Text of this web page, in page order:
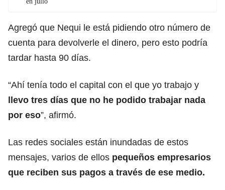
Agregó que Nequi le está pidiendo otro número de
cuenta para devolverle el dinero, pero esto podría
tardar hasta 90 días.
“Ahí tenía todo el capital con el que yo trabajo y
llevo tres días que no he podido trabajar nada
por eso”, afirmó.
Las redes sociales están inundadas de estos
mensajes, varios de ellos pequeños empresarios
que reciben sus pagos a través de ese medio.